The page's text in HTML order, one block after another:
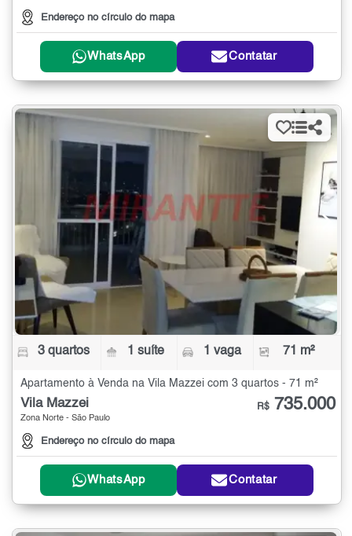
Endereço no círculo do mapa
WhatsApp Contatar
3 quartos 1 suíte 1 vaga 71 m²
Apartamento à Venda na Vila Mazzei com 3 quartos - 71 m²
Vila Mazzei
Zona Norte - São Paulo
Endereço no círculo do mapa
R$ 735.000
WhatsApp Contatar